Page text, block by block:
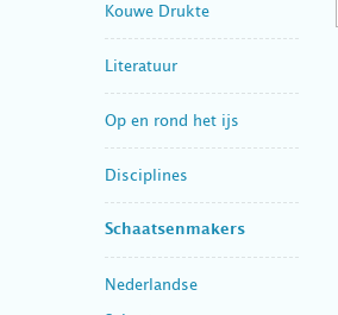
Kouwe Drukte
Literatuur
Op en rond het ijs
Disciplines
Schaatsenmakers
Nederlandse